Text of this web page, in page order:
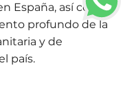
España, así como
profundo de la
y de
país.